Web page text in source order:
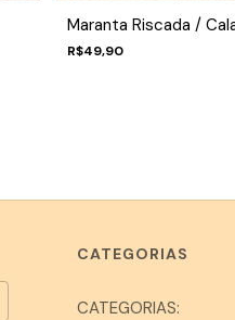
Maranta Riscada /
R$49,90
CATEGORIAS
CATEGORIAS: